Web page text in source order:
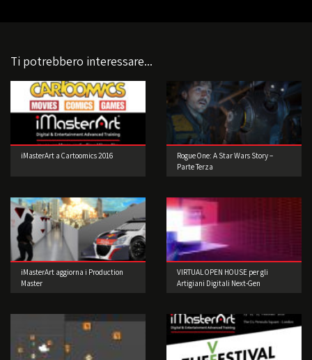
Ti potrebbero interessare...
iMasterArt a Cartoomics 2016
Rogue One: A Star Wars Story –
Parte Terza
iMasterArt aggiorna i Production
Master
VIRTUAL OPEN HOUSE per gli
Artigiani Digitali Next-Gen